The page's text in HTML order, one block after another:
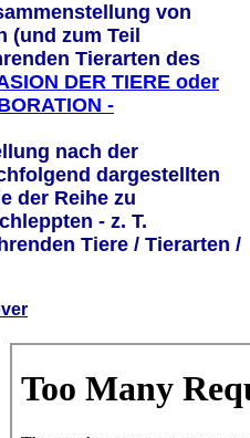
von
(und zum Teil
Tierarten des
DER TIERE oder
-
nach der
dargestellten
der Reihe zu
- z. T.
Tiere / Tierarten /